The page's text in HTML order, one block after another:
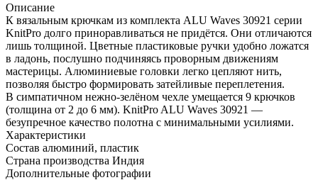
Описание
К вязальным крючкам из комплекта ALU Waves 30921 серии
KnitPro долго приноравливаться не придётся. Они отличаются
лишь толщиной. Цветные пластиковые ручки удобно ложатся
в ладонь, послушно подчиняясь проворным движениям
мастерицы. Алюминиевые головки легко цепляют нить,
позволяя быстро формировать затейливые переплетения.
В симпатичном нежно-зелёном чехле умещается 9 крючков
(толщина от 2 до 6 мм). KnitPro ALU Waves 30921 —
безупречное качество полотна с минимальными усилиями.
Характеристики
Состав алюминий, пластик
Страна производства Индия
Дополнительные фотографии